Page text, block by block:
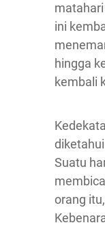
ini
hingga
kembali
Suatu
orang